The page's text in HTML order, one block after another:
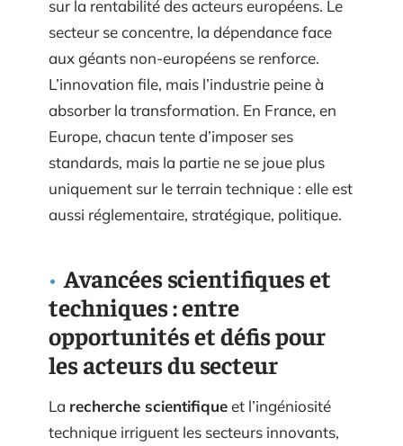
sur la rentabilité des acteurs européens. Le
secteur se concentre, la dépendance face
aux géants non-européens se renforce.
L’innovation file, mais l’industrie peine à
absorber la transformation. En France, en
Europe, chacun tente d’imposer ses
standards, mais la partie ne se joue plus
uniquement sur le terrain technique : elle est
aussi réglementaire, stratégique, politique.
Avancées scientifiques et
techniques : entre
opportunités et défis pour
les acteurs du secteur
La recherche scientifiqueet l’ingéniosité
technique irriguent les secteurs innovants,